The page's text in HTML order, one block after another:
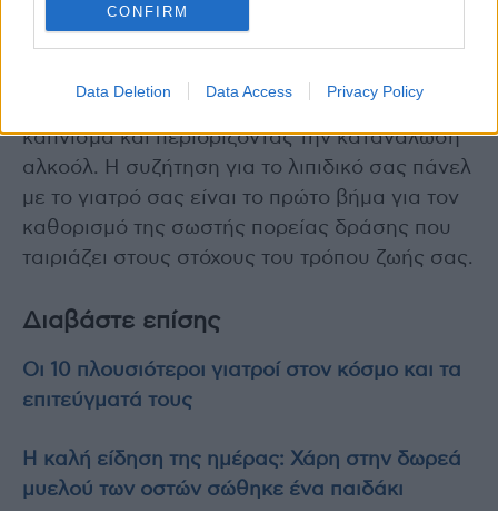
CONFIRM
Data Deletion Data Access Privacy Policy
μπορείτε επίσης να βοηθήσετε στη μείωση της
χοληστερόλης σας κάνοντας περισσότερη
άσκηση, μειώνοντας την παχυσαρκία μέσω
κάπνισμα και περιορίζοντας την κατανάλωση
αλκοόλ. Η συζήτηση για το λιπιδικό σας πάνελ
με το γιατρό σας είναι το πρώτο βήμα για τον
καθορισμό της σωστής πορείας δράσης που
ταιριάζει στους στόχους του τρόπου ζωής σας.
Διαβάστε επίσης
Οι 10 πλουσιότεροι γιατροί στον κόσμο και τα
επιτεύγματά τους
Η καλή είδηση της ημέρας: Χάρη στην δωρεά
μυελού των οστών σώθηκε ένα παιδάκι